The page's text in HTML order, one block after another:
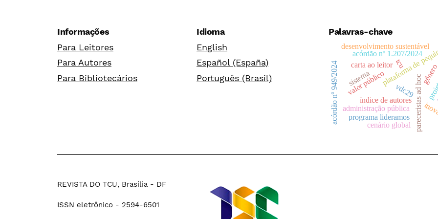
Informações
Para Leitores
Para Autores
Para Bibliotecários
Idioma
English
Español (España)
Português (Brasil)
Palavras-chave
pareceristas ad hoc
índice de autores
carta ao leitorplataforma de gênero
administração pública
valor público vdc29
programa lideramos
tcu
desenvolvimento sustentável
sistema
acórdão nº 949/2024
acórdão nº 1.207/2024
cenário global
REVISTA DO TCU, Brasília - DF
ISSN eletrônico - 2594-6501